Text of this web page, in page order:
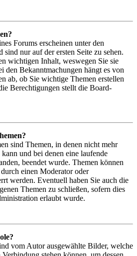
Forums erscheinen unter den
nur auf der ersten Seite zu sehen.
wichtigen Inhalt, weswegen Sie sie
den Bekanntmachungen hängt es von
ab, ob Sie wichtige Themen erstellen
Berechtigungen stellt die Board-
sind Themen, in denen nicht mehr
und bei denen eine laufende
beendet wurde. Themen können
einen Moderator oder
werden. Eventuell haben Sie auch die
Themen zu schließen, sofern dies
erlaubt wurde.
vom Autor ausgewählte Bilder, welche